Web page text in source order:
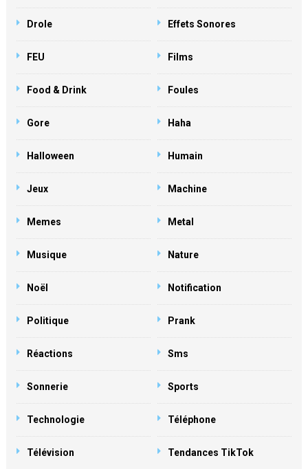
Drole Effets Sonores
FEU Films
Food & Drink Foules
Gore Haha
Halloween Humain
Jeux Machine
Memes Metal
Musique Nature
Noël Notification
Politique Prank
Réactions Sms
Sonnerie Sports
Technologie Téléphone
Télévision Tendances TikTok